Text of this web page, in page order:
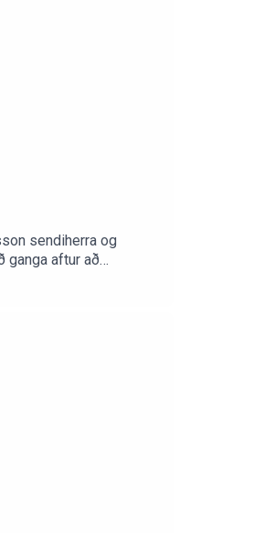
sendiherra og
ganga aftur að
HR, Kolbeinn
þyrfti að semja um í